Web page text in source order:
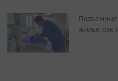
Подъемные
жилье: как